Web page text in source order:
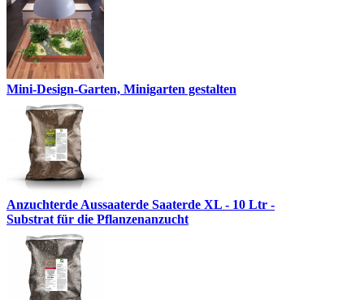
Mini-Design-Garten, Minigarten gestalten
Anzuchterde Aussaaterde Saaterde XL - 10 Ltr -
Substrat für die Pflanzenanzucht